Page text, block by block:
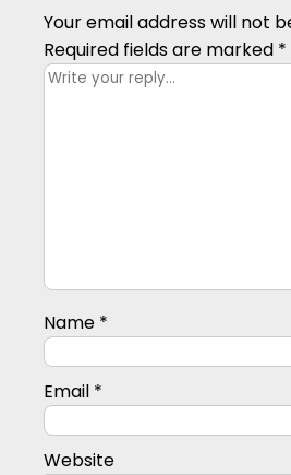
Your email address will not
Required fields are marked *
Name *
Email *
Website